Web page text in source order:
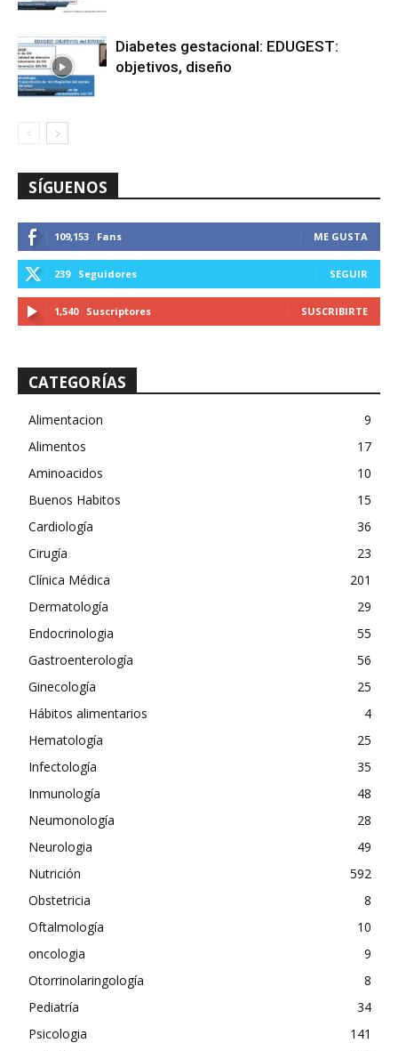
Diabetes gestacional: EDUGEST:
objetivos, diseño
SÍGUENOS
109,153 Fans ME GUSTA
239 Seguidores SEGUIR
1,540 Suscriptores SUSCRIBIRTE
CATEGORÍAS
Alimentacion
9
Alimentos
17
Aminoacidos
10
Buenos Habitos
15
Cardiología
36
Cirugía
23
Clínica Médica
201
Dermatología
29
Endocrinologia
55
Gastroenterología
56
Ginecología
25
Hábitos alimentarios
4
Hematología
25
Infectología
35
Inmunología
48
Neumonología
28
Neurologia
49
Nutrición
592
Obstetricia
8
Oftalmología
10
oncologia
9
Otorrinolaringología
8
Pediatría
34
Psicologia
141